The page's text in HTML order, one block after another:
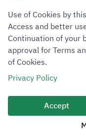
Privacy PolicyTerms of
All rights reserved 2026
Developed and
Last update for site was
Use of Cookies by
Access and better
Continuation of your
approval for Terms
of Cookies.
Privacy Policy
Accept